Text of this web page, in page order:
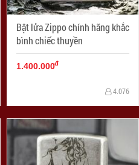
Bật lửa Zippo chính hãng khắc
bình chiếc thuyền
1.400.000đ
4.076